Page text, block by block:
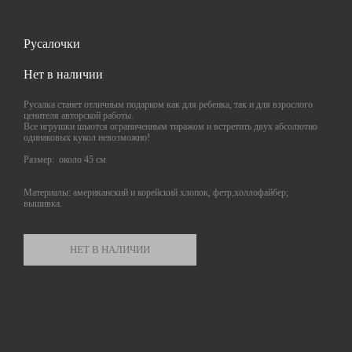
Русалочки
Нет в наличии
Русалка станет отличным подарком как для ребенка, так и для взрослого
ценителя авторской работы.
Все игрушки шьются ограниченным тиражом и встретить двух абсолютно
одинаковых кукол невозможно!
Размер: около 45 см
Материалы: американский и корейский хлопок, фетр,холлофайбер;
вышивка.
НЕТ В НАЛИЧИИ